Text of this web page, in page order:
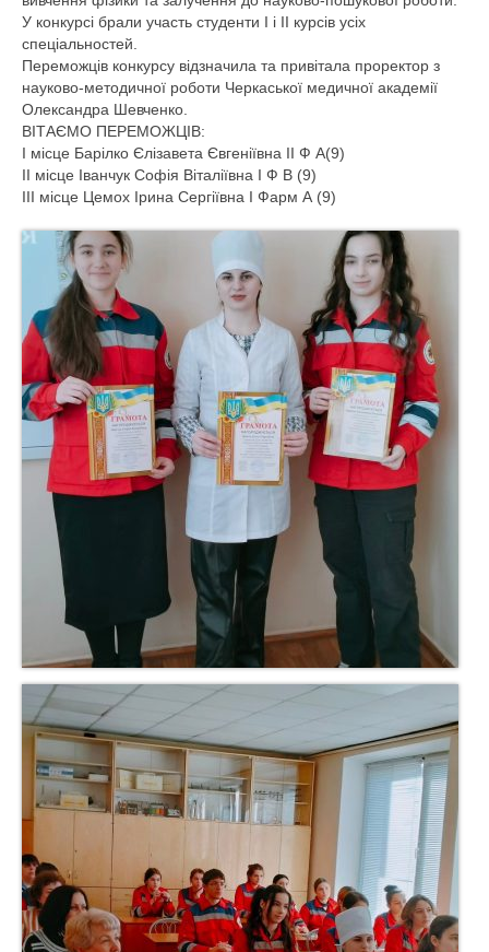
Рада роботодавців
Кафедри
Кафедра терапевтичних та фахових
медсестринських дисциплін
Кафедра фундаментальних дисциплін
Кафедра гуманітарних дисциплін
Кафедра біомедичних дисциплін та
фізичної терапії
Кафедра природничих дисциплін
Кафедра загальної та медичної психології
Кафедра хірургії та екстреної медицини
Кафедра фармацевтичних дисциплін
Кафедра соціальної медицини,
громадського здоров’я та медицини праці
Фаховий коледж
Відділення
Циклові комісії
Ліцензії та сертифікати
Післядипломна освіта
Відділення післядипломної освіти
молодших спеціалістів
Інститут післядипломної освіти лікарів
Освітній процес
У конкурсі брали участь студенти І і ІІ курсів усіх
спеціальностей.
Переможців конкурсу відзначила та привітала проректор з
науково-методичної роботи Черкаської медичної академії
Олександра Шевченко.
ВІТАЄМО ПЕРЕМОЖЦІВ:
І місце Барілко Єлізавета Євгеніївна ІІ Ф А(9)
ІІ місце Іванчук Софія Віталіївна І Ф В (9)
ІІІ місце Цемох Ірина Сергіївна І Фарм А (9)